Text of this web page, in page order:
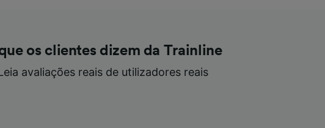
os clientes dizem da Trainline
avaliações reais de utilizadores reais